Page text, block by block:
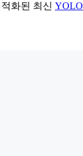
화된 최신